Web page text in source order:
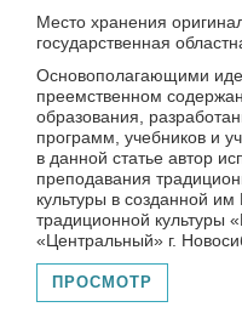
Место хранения
государственная
Основополагающими
преемственном
образования,
программ, учебников и
в данной статье автор
преподавания
культуры в созданной
традиционной культуры
«Центральный» г.
ПРОСМОТР